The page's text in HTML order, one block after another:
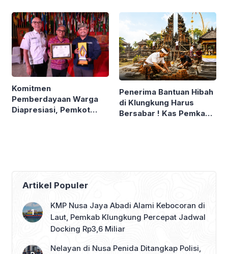
Komitmen
Pemberdayaan Warga
Diapresiasi, Pemkot
Penerima Bantuan Hibah
di Klungkung Harus
Bersabar ! Kas Pemkab
Artikel Populer
KMP Nusa Jaya Abadi Alami Kebocoran di
Laut, Pemkab Klungkung Percepat Jadwal
Docking Rp3,6 Miliar
Nelayan di Nusa Penida Ditangkap Polisi,